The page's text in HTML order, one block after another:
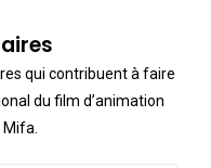
qui contribuent à faire
du film d’animation